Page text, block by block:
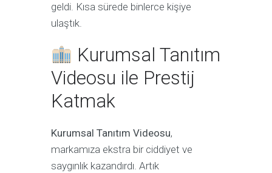
geldi. Kısa sürede binlerce kişiye
ulaştık.
Kurumsal Tanıtım
Videosu ile Prestij
Katmak
Kurumsal Tanıtım Videosu,
markamıza ekstra bir ciddiyet ve
saygınlık kazandırdı. Artık